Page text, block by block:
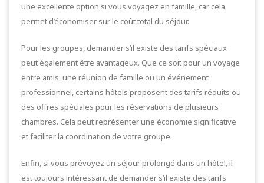
une excellente option si vous voyagez en famille, car cela
permet d’économiser sur le coût total du séjour.
Pour les groupes, demander s’il existe des tarifs spéciaux
peut également être avantageux. Que ce soit pour un voyage
entre amis, une réunion de famille ou un événement
professionnel, certains hôtels proposent des tarifs réduits ou
des offres spéciales pour les réservations de plusieurs
chambres. Cela peut représenter une économie significative
et faciliter la coordination de votre groupe.
Enfin, si vous prévoyez un séjour prolongé dans un hôtel, il
est toujours intéressant de demander s’il existe des tarifs